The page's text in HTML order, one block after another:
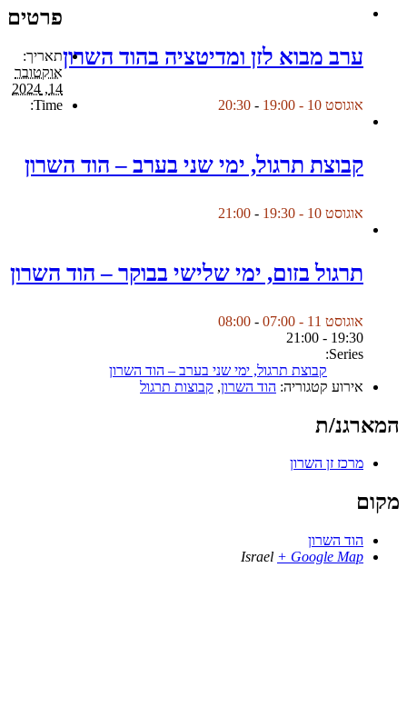
ערב מבוא לזן ומדיטציה בהוד השרון
אוגוסט 10 - 19:00 -
20:30
קבוצת תרגול, ימי שני בערב – הוד השרון
אוגוסט 10 - 19:30 -
21:00
תרגול בזום, ימי שלישי בבוקר – הוד השרון
אוגוסט 11 - 07:00 -
08:00
פרטים
תאריך:
אוקטובר
14, 2024
Time:
19:30 - 21:00
Series:
קבוצת תרגול, ימי שני בערב – הוד השרון
אירוע קטגוריה: הוד השרון, קבוצות תרגול
המארגנ/ת
מרכז זן השרון
מקום
הוד השרון
Israel + Google Map